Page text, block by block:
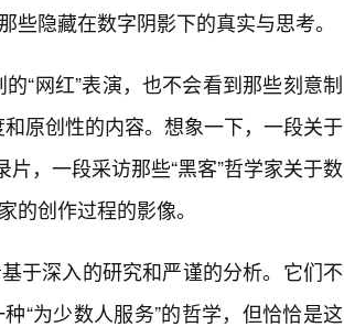
隐藏在数字阴影下的真实与思考。
“网红”表演，也不会看到那些刻意制
原创性的内容。想象一下，一段关于
，一段采访那些“黑客”哲学家关于数
的创作过程的影像。
于深入的研究和严谨的分析。它们不
“为少数人服务”的哲学，但恰恰是这